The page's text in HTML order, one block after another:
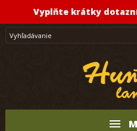
Vyplňte krátky